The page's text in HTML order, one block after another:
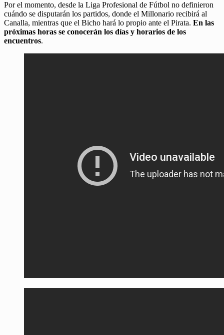
Por el momento, desde la Liga Profesional de Fútbol no definieron
cuándo se disputarán los partidos, donde el Millonario recibirá al
Canalla, mientras que el Bicho hará lo propio ante el Pirata. En las
próximas horas se conocerán los días y horarios de los
encuentros.